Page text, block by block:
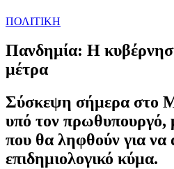
ΠΟΛΙΤΙΚΗ
Πανδημία: Η
μέτρα
Σύσκεψη σήμερα στο
υπό τον πρωθυπουργό,
που θα ληφθούν για να
επιδημιολογικό κύμα.